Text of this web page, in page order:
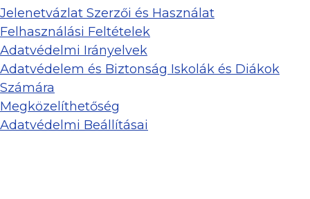
Jelenetvázlat Szerzői és Használat
Felhasználási Feltételek
Adatvédelmi Irányelvek
Adatvédelem és Biztonság Iskolák és Diákok
Számára
Megközelíthetőség
Adatvédelmi Beállításai